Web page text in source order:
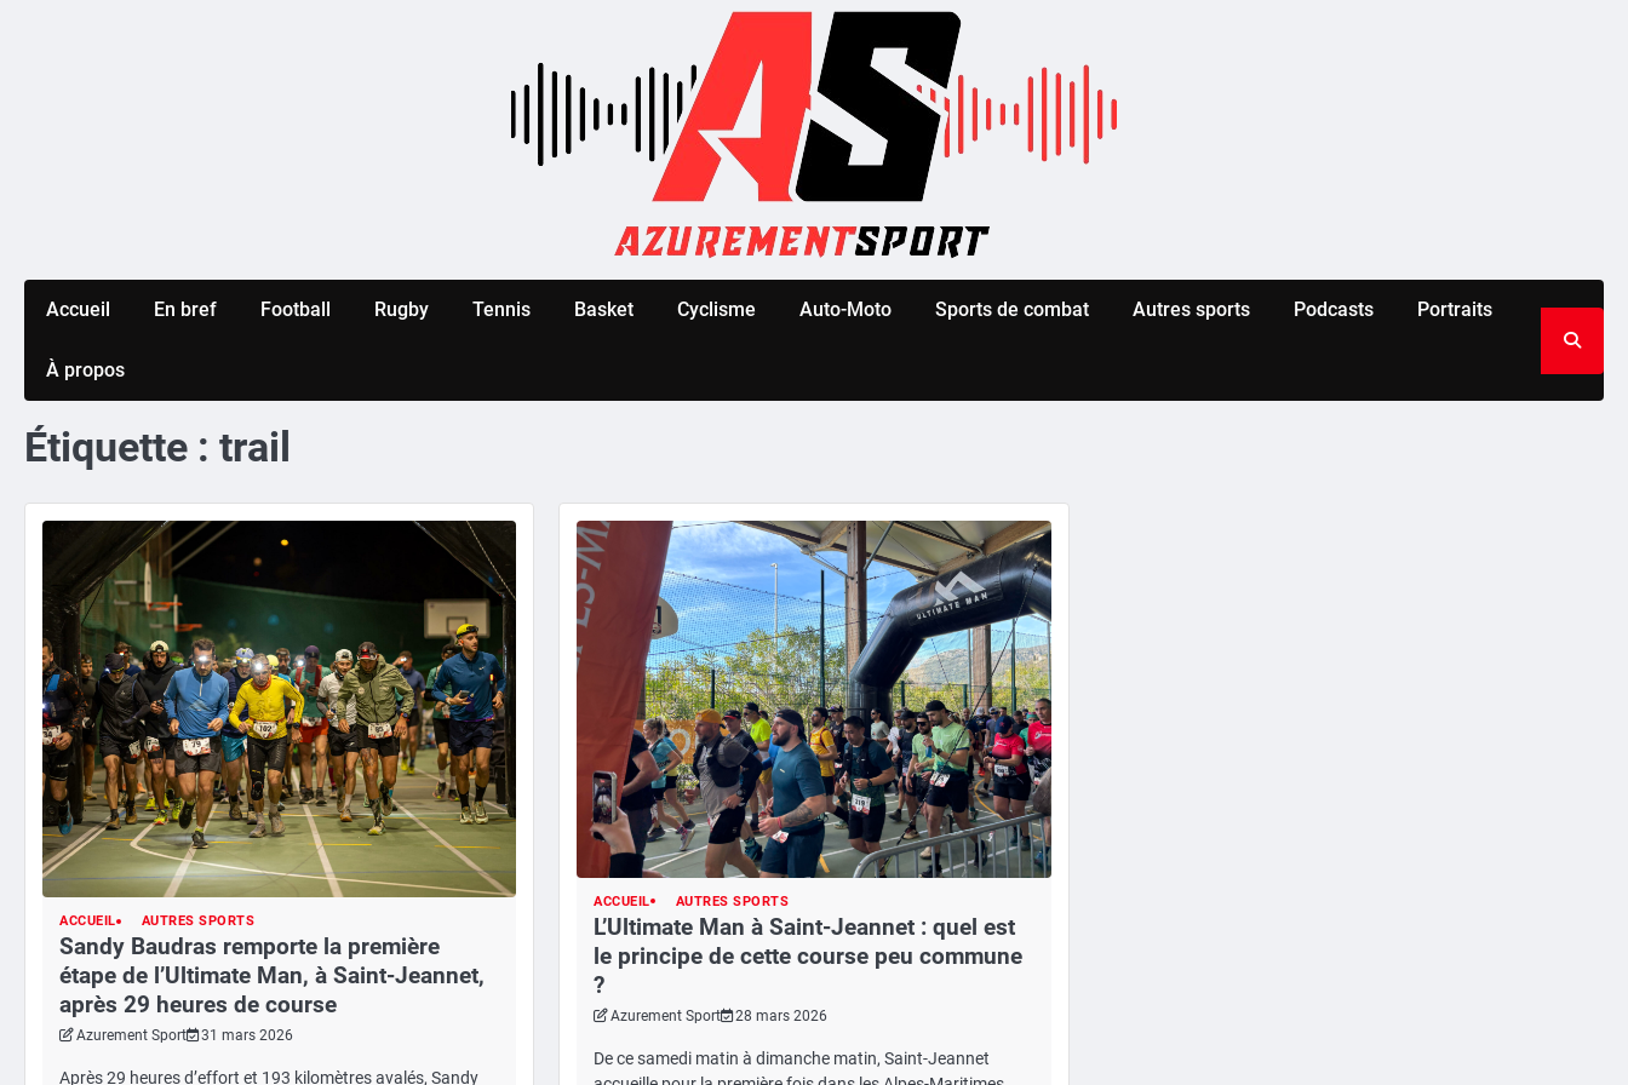
Accueil En bref Football Rugby Tennis Basket Cyclisme Auto-Moto Sports de combat Autres sports Podcasts Portraits
À propos
Étiquette : trail
ACCUEIL AUTRES SPORTS
Sandy Baudras remporte la première
étape de l’Ultimate Man, à Saint-Jeannet,
après 29 heures de course
Azurement Sport 31 mars 2026
Après 29 heures d’effort et 193 kilomètres avalés, Sandy
ACCUEIL AUTRES SPORTS
L’Ultimate Man à Saint-Jeannet : quel est
le principe de cette course peu commune
?
Azurement Sport 28 mars 2026
De ce samedi matin à dimanche matin, Saint-Jeannet